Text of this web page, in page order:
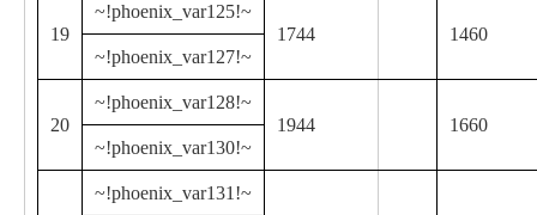
19
~!phoenix_var125!~
1744
1460
~!phoenix_var127!~
20
~!phoenix_var128!~
1944
1660
~!phoenix_var130!~
~!phoenix_var131!~